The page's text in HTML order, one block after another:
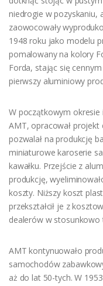
niedrogie w pozyskaniu,
zaowocowały
1948 roku jako modelu
pomalowany na kolory
Forda, stając się
pierwszy aluminiowy
W początkowym
AMT, opracował
pozwalał na produkcję
miniaturowe karoserie
kawałku. Przejście z
produkcję,
koszty. Niższy koszt
przekształcił je z
dealerów w
AMT kontynuowało
samochodów
aż do lat 50-tych. W